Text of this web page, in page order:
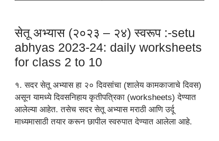
सेतू अभ्यास (२०२३ – २४) स्वरूप :-setu
abhyas 2023-24: daily worksheets
for class 2 to 10
१. सदर सेतू अभ्यास हा २० दिवसांचा (शालेय कामकाजाचे दिवस)
असून यामध्ये दिवसनिहाय कृतीपत्रिका (worksheets) देण्यात
आलेल्या आहेत. तसेच सदर सेतू अभ्यास मराठी आणि उर्दू
माध्यमासाठी तयार करून छापील स्वरुपात देण्यात आलेला आहे.